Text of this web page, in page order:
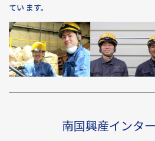
てい ます。
南国興産インタ